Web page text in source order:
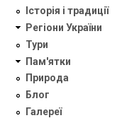
Історія і традиції
Регіони України
Тури
Пам'ятки
Природа
Блог
Галереї